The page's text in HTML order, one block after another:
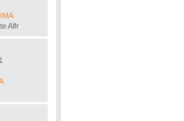
Alfr
1